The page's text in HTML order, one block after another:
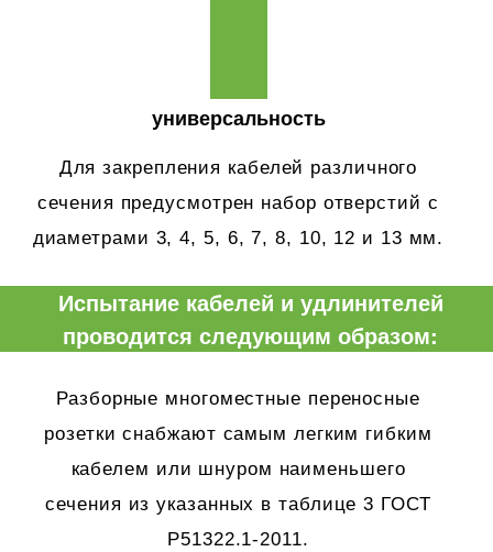
универсальность
Для закрепления кабелей различного
сечения предусмотрен набор отверстий с
диаметрами 3, 4, 5, 6, 7, 8, 10, 12 и 13 мм.
Испытание кабелей и удлинителей
проводится следующим образом:
Разборные многоместные переносные
розетки снабжают самым легким гибким
кабелем или шнуром наименьшего
сечения из указанных в таблице 3 ГОСТ
Р51322.1-2011.